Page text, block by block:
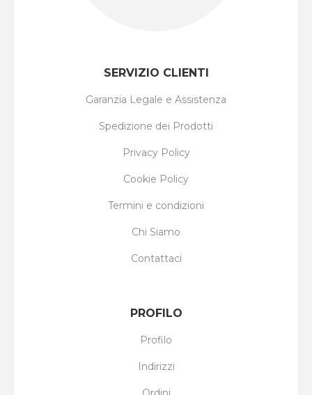
SERVIZIO CLIENTI
Garanzia Legale e Assistenza
Spedizione dei Prodotti
Privacy Policy
Cookie Policy
Termini e condizioni
Chi Siamo
Contattaci
PROFILO
Profilo
Indirizzi